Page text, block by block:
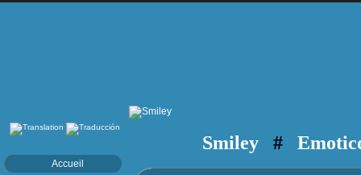
Accueil
Smiley#